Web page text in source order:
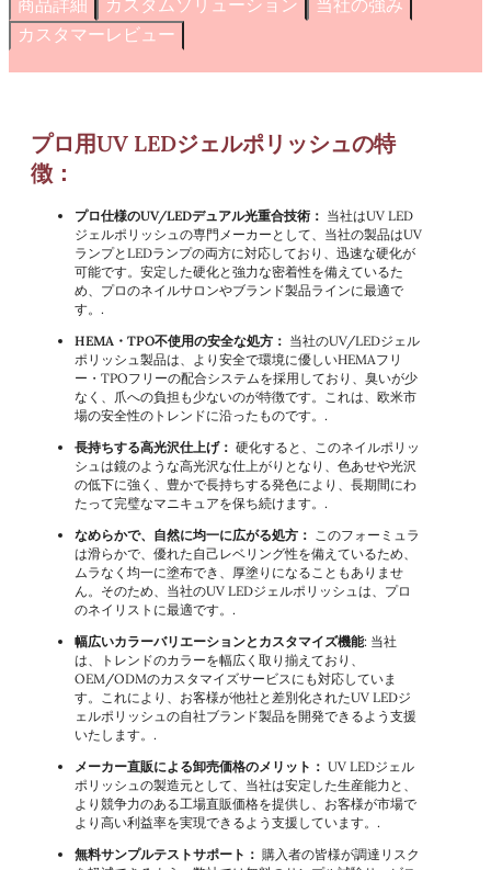
商品詳細 カスタムソリューション
当社の強み
カスタマーレビュー
プロ用UV LEDジェルポリッシュの特
徴：
プロ仕様のUV/LEDデュアル光重合技術： 当社はUV LED
ジェルポリッシュの専門メーカーとして、当社の製品はUV
ランプとLEDランプの両方に対応しており、迅速な硬化が
可能です。安定した硬化と強力な密着性を備えているた
め、プロのネイルサロンやブランド製品ラインに最適で
す。.
HEMA・TPO不使用の安全な処方： 当社のUV/LEDジェル
ポリッシュ製品は、より安全で環境に優しいHEMAフリ
ー・TPOフリーの配合システムを採用しており、臭いが少
なく、爪への負担も少ないのが特徴です。これは、欧米市
場の安全性のトレンドに沿ったものです。.
長持ちする高光沢仕上げ： 硬化すると、このネイルポリッ
シュは鏡のような高光沢な仕上がりとなり、色あせや光沢
の低下に強く、豊かで長持ちする発色により、長期間にわ
たって完璧なマニキュアを保ち続けます。.
なめらかで、自然に均一に広がる処方： このフォーミュラ
は滑らかで、優れた自己レベリング性を備えているため、
ムラなく均一に塗布でき、厚塗りになることもありませ
ん。そのため、当社のUV LEDジェルポリッシュは、プロ
のネイリストに最適です。.
幅広いカラーバリエーションとカスタマイズ機能: 当社
は、トレンドのカラーを幅広く取り揃えており、
OEM/ODMのカスタマイズサービスにも対応していま
す。これにより、お客様が他社と差別化されたUV LEDジ
ェルポリッシュの自社ブランド製品を開発できるよう支援
いたします。.
メーカー直販による卸売価格のメリット： UV LEDジェル
ポリッシュの製造元として、当社は安定した生産能力と、
より競争力のある工場直販価格を提供し、お客様が市場で
より高い利益率を実現できるよう支援しています。.
無料サンプルテストサポート： 購入者の皆様が調達リスク